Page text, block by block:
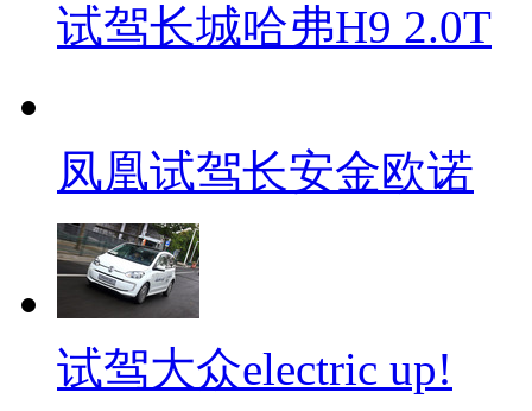
试驾长城哈弗H9 2.0T
凤凰试驾长安金欧诺
试驾大众electric up!